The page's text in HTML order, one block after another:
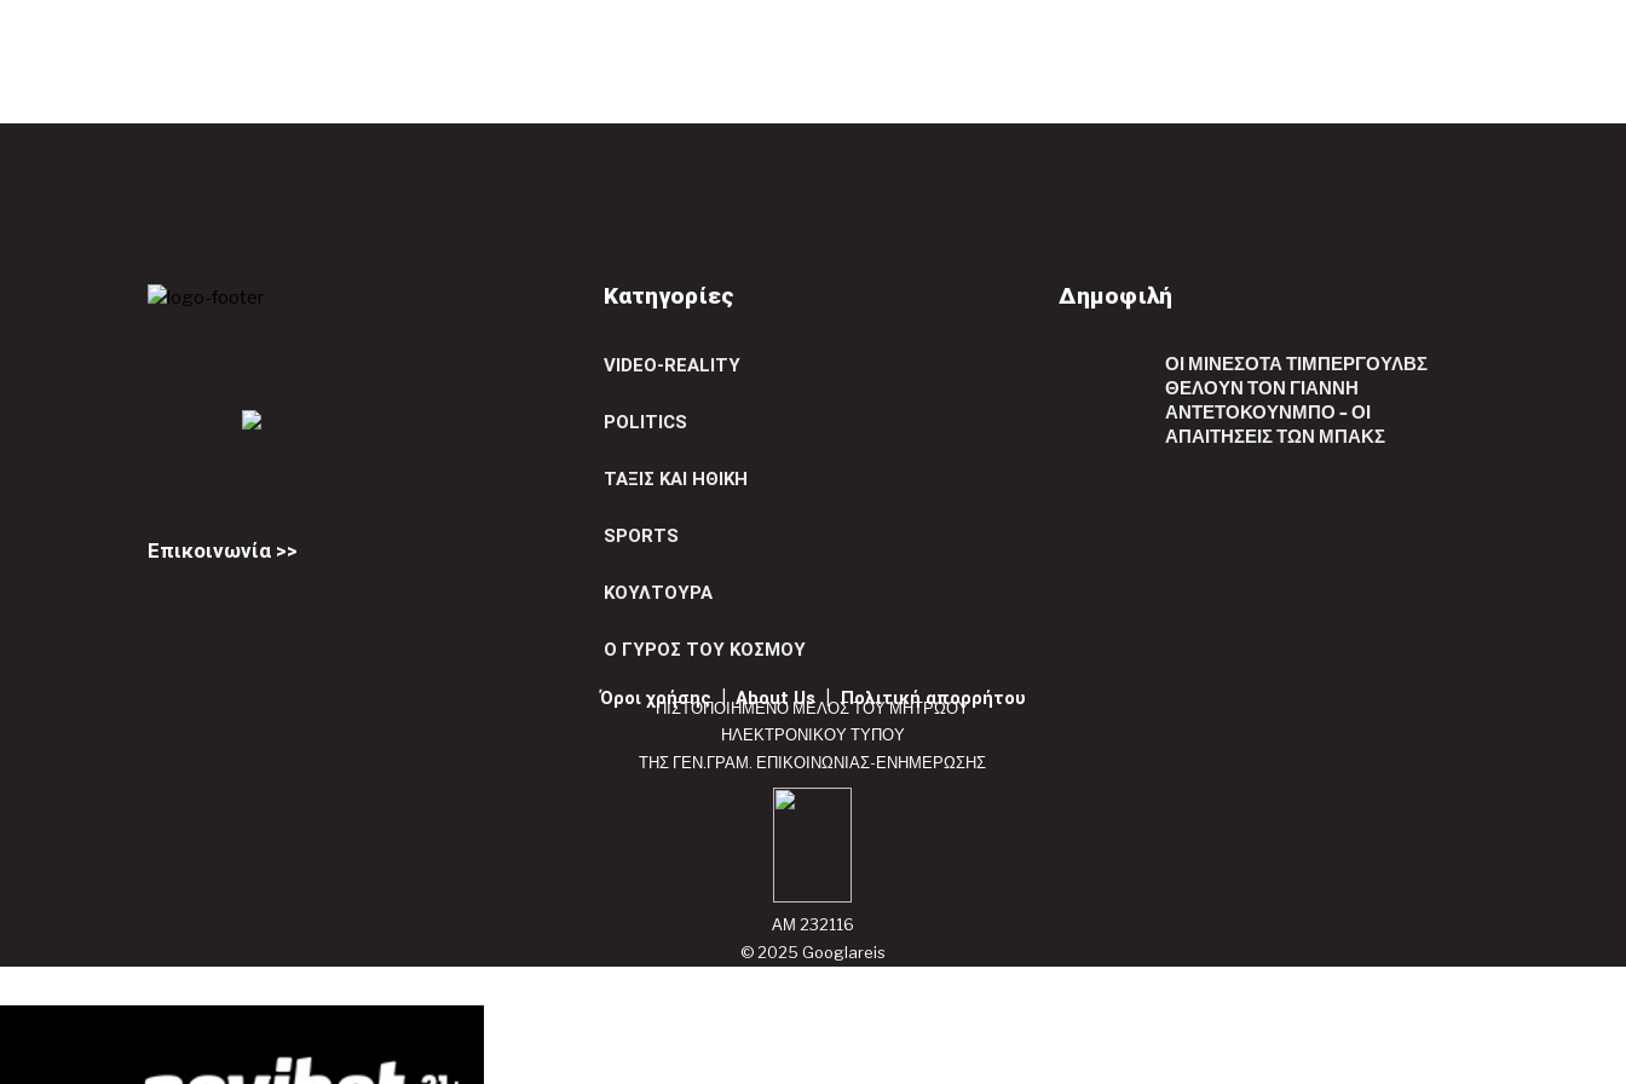
Επικοινωνία >>
Κατηγορίες
VIDEO-REALITY
POLITICS
ΤΑΞΙΣ ΚΑΙ ΗΘΙΚΗ
SPORTS
ΚΟΥΛΤΟΥΡΑ
Ο ΓΥΡΟΣ ΤΟΥ ΚΟΣΜΟΥ
Δημοφιλή
ΟΙ ΜΙΝΕΣΌΤΑ ΤΊΜΠΕΡΓΟΥΛΒΣ
ΘΈΛΟΥΝ ΤΟΝ ΓΙΆΝΝΗ
ΑΝΤΕΤΟΚΟΎΝΜΠΟ – ΟΙ
ΑΠΑΙΤΉΣΕΙΣ ΤΩΝ ΜΠΑΚΣ
ΠΙΣΤΟΠΟΙΗΜΕΝΟ ΜΕΛΟΣ ΤΟΥ ΜΗΤΡΩΟΥ
ΗΛΕΚΤΡΟΝΙΚΟΥ ΤΥΠΟΥ
ΤΗΣ ΓΕΝ.ΓΡΑΜ. ΕΠΙΚΟΙΝΩΝΙΑΣ-ΕΝΗΜΕΡΩΣΗΣ
ΑΜ 232116
© 2025 Googlareis
Όροι χρήσης | About Us | Πολιτική απορρήτου